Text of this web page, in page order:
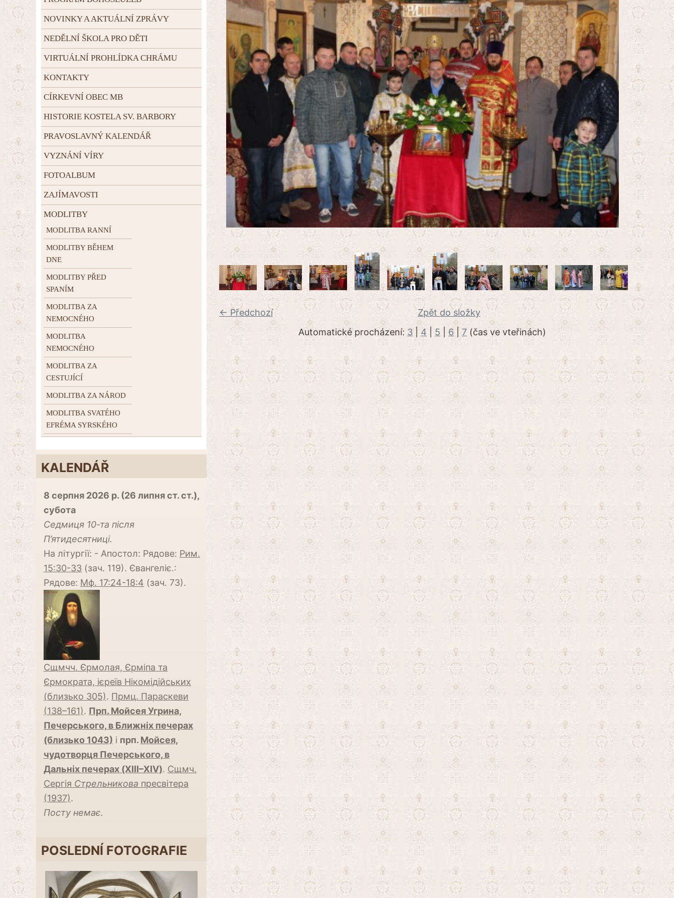
← Předchozí
Zpět do složky
Automatické procházení: 3 |4 5 6| 7 (čas ve vteřinách)
NOVINKY A AKTUÁLNÍ ZPRÁVY
NEDĚLNÍ ŠKOLA PRO DĚTI
VIRTUÁLNÍ PROHLÍDKA CHRÁMU
KONTAKTY
CÍRKEVNÍ OBEC MB
HISTORIE KOSTELA SV. BARBORY
PRAVOSLAVNÝ KALENDÁŘ
VYZNÁNÍ VÍRY
FOTOALBUM
ZAJÍMAVOSTI
MODLITBY
MODLITBA RANNÍ
MODLITBY BĚHEM
DNE
MODLITBY PŘED
SPANÍM
MODLITBA ZA
NEMOCNÉHO
MODLITBA
NEMOCNÉHO
MODLITBA ZA
CESTUJÍCÍ
MODLITBA ZA NÁROD
MODLITBA SVATÉHO
EFRÉMA SYRSKÉHO
KALENDÁŘ
8 серпня 2026 р. (26 липня ст. ст.),
субота
Cедмиця 10-та після
П’ятидесятниці.
На літургії: - Апостол: Рядове: Рим.
15:30-33 (зач. 119). Євангеліє.:
Рядове: Мф. 17:24-18:4 (зач. 73).
Сщмчч. Єрмолая, Єрміпа та
Єрмократа, ієреїв Нікомідійських
(близько 305). Прмц. Параскеви
(138–161). Прп. Мойсея Угрина,
Печерського, в Ближніх печерах
(близько 1043) і прп. Мойсея,
чудотворця Печерського, в
Дальніх печерах (XIII–XIV). Сщмч.
Сергія Стрельникова пресвітера
(1937).
Посту немає.
POSLEDNÍ FOTOGRAFIE